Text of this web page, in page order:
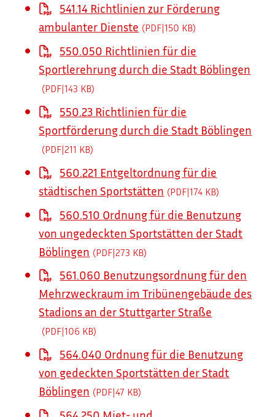
541.14 Richtlinien zur Förderung
ambulanter Dienste (PDF|150 KB)
550.050 Richtlinien für die
Sportlerehrung durch die Stadt Böblingen
(PDF|143 KB)
550.23 Richtlinien für die
Sportförderung durch die Stadt Böblingen
(PDF|211 KB)
560.221 Entgeltordnung für die
städtischen Sportstätten (PDF|174 KB)
560.510 Ordnung für die Benutzung
von ungedeckten Sportstätten der Stadt
Böblingen (PDF|273 KB)
561.060 Benutzungsordnung für den
Mehrzweckraum im Tribünengebäude des
Stadions an der Stuttgarter Straße
(PDF|106 KB)
564.040 Ordnung für die Benutzung
von gedeckten Sportstätten der Stadt
Böblingen (PDF|47 KB)